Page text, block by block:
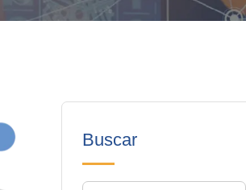
Buscar